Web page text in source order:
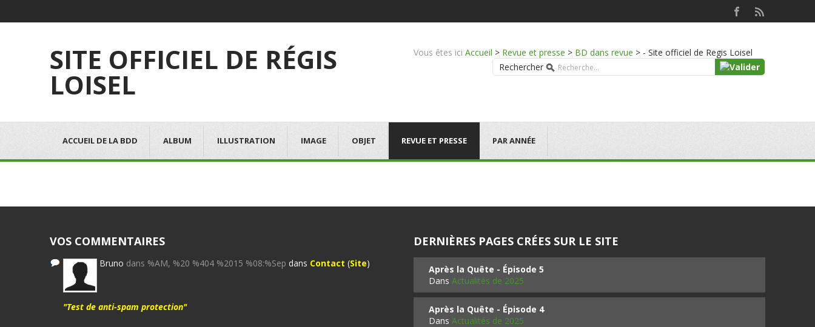
SITE OFFICIEL DE RÉGIS
LOISEL
Vous êtes ici Accueil > Revue et presse > BD dans revue > - Site officiel de Regis Loisel
Rechercher
ACCUEIL DE LA BDD ALBUM ILLUSTRATION IMAGE OBJET REVUE ET PRESSE PAR ANNÉE
VOS COMMENTAIRES
Bruno dans %AM, %20 %404 %2015 %08:%Sep dans Contact (Site)
"Test de anti-spam protection"
DERNIÈRES PAGES CRÉES SUR LE SITE
Après la Quête - Épisode 5
Dans Actualités de 2025
Après la Quête - Épisode 4
Dans Actualités de 2025